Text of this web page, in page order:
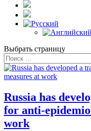
Выбрать страницу
Russia has
for anti-
work